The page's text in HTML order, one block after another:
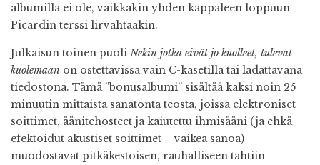
albumilla ei ole, vaikkakin yhden kappaleen loppuun
Picardin terssi lirvahtaakin.
Julkaisun toinen puoli Nekin jotka eivät jo kuolleet, tulevat
kuolemaan on ostettavissa vain C-kasetilla tai ladattavana
tiedostona. Tämä ”bonusalbumi” sisältää kaksi noin 25
minuutin mittaista sanatonta teosta, joissa elektroniset
soittimet, äänitehosteet ja kaiutettu ihmisääni (ja ehkä
efektoidut akustiset soittimet – vaikea sanoa)
muodostavat pitkäkestoisen, rauhalliseen tahtiin